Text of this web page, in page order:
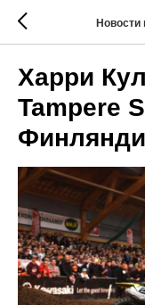
Новости
Харри
Tampere